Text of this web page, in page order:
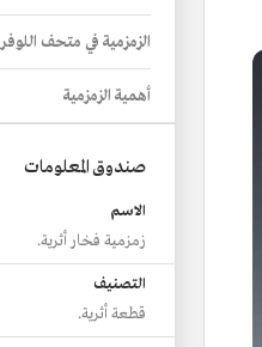
الزمزمية في متحف اللوفر
أهمية الزمزمية
صندوق المعلومات
الاسم
زمزمية فخار أثرية.
التصنيف
قطعة أثرية.